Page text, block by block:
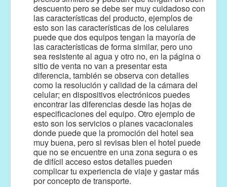
descuento pero se debe ser muy cuidadoso con
las características del producto, ejemplos de
esto son las características de los celulares
puede que dos equipos tengan la mayoría de
las características de forma similar, pero uno
sea resistente al agua y otro no, en la página o
sitio de venta no van a presentar esta
diferencia, también se observa con detalles
como la resolución y calidad de la cámara del
celular; en dispositivos electrónicos puedes
encontrar las diferencias desde las hojas de
especificaciones del equipo. Otro ejemplo de
esto son los servicios o planes vacacionales
donde puede que la promoción del hotel sea
muy buena, pero si revisas bien el hotel puede
que no se encuentre en una zona segura o es
de difícil acceso estos detalles pueden
complicar tu experiencia de viaje y gastar más
por concepto de transporte.